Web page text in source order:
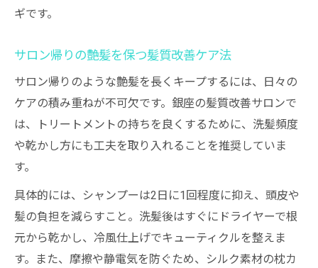
ギです。
サロン帰りの艶髪を保つ髪質改善ケア法
サロン帰りのような艶髪を長くキープするには、日々の
ケアの積み重ねが不可欠です。銀座の髪質改善サロンで
は、トリートメントの持ちを良くするために、洗髪頻度
や乾かし方にも工夫を取り入れることを推奨していま
す。
具体的には、シャンプーは2日に1回程度に抑え、頭皮や
髪の負担を減らすこと。洗髪後はすぐにドライヤーで根
元から乾かし、冷風仕上げでキューティクルを整えま
す。また、摩擦や静電気を防ぐため、シルク素材の枕カ